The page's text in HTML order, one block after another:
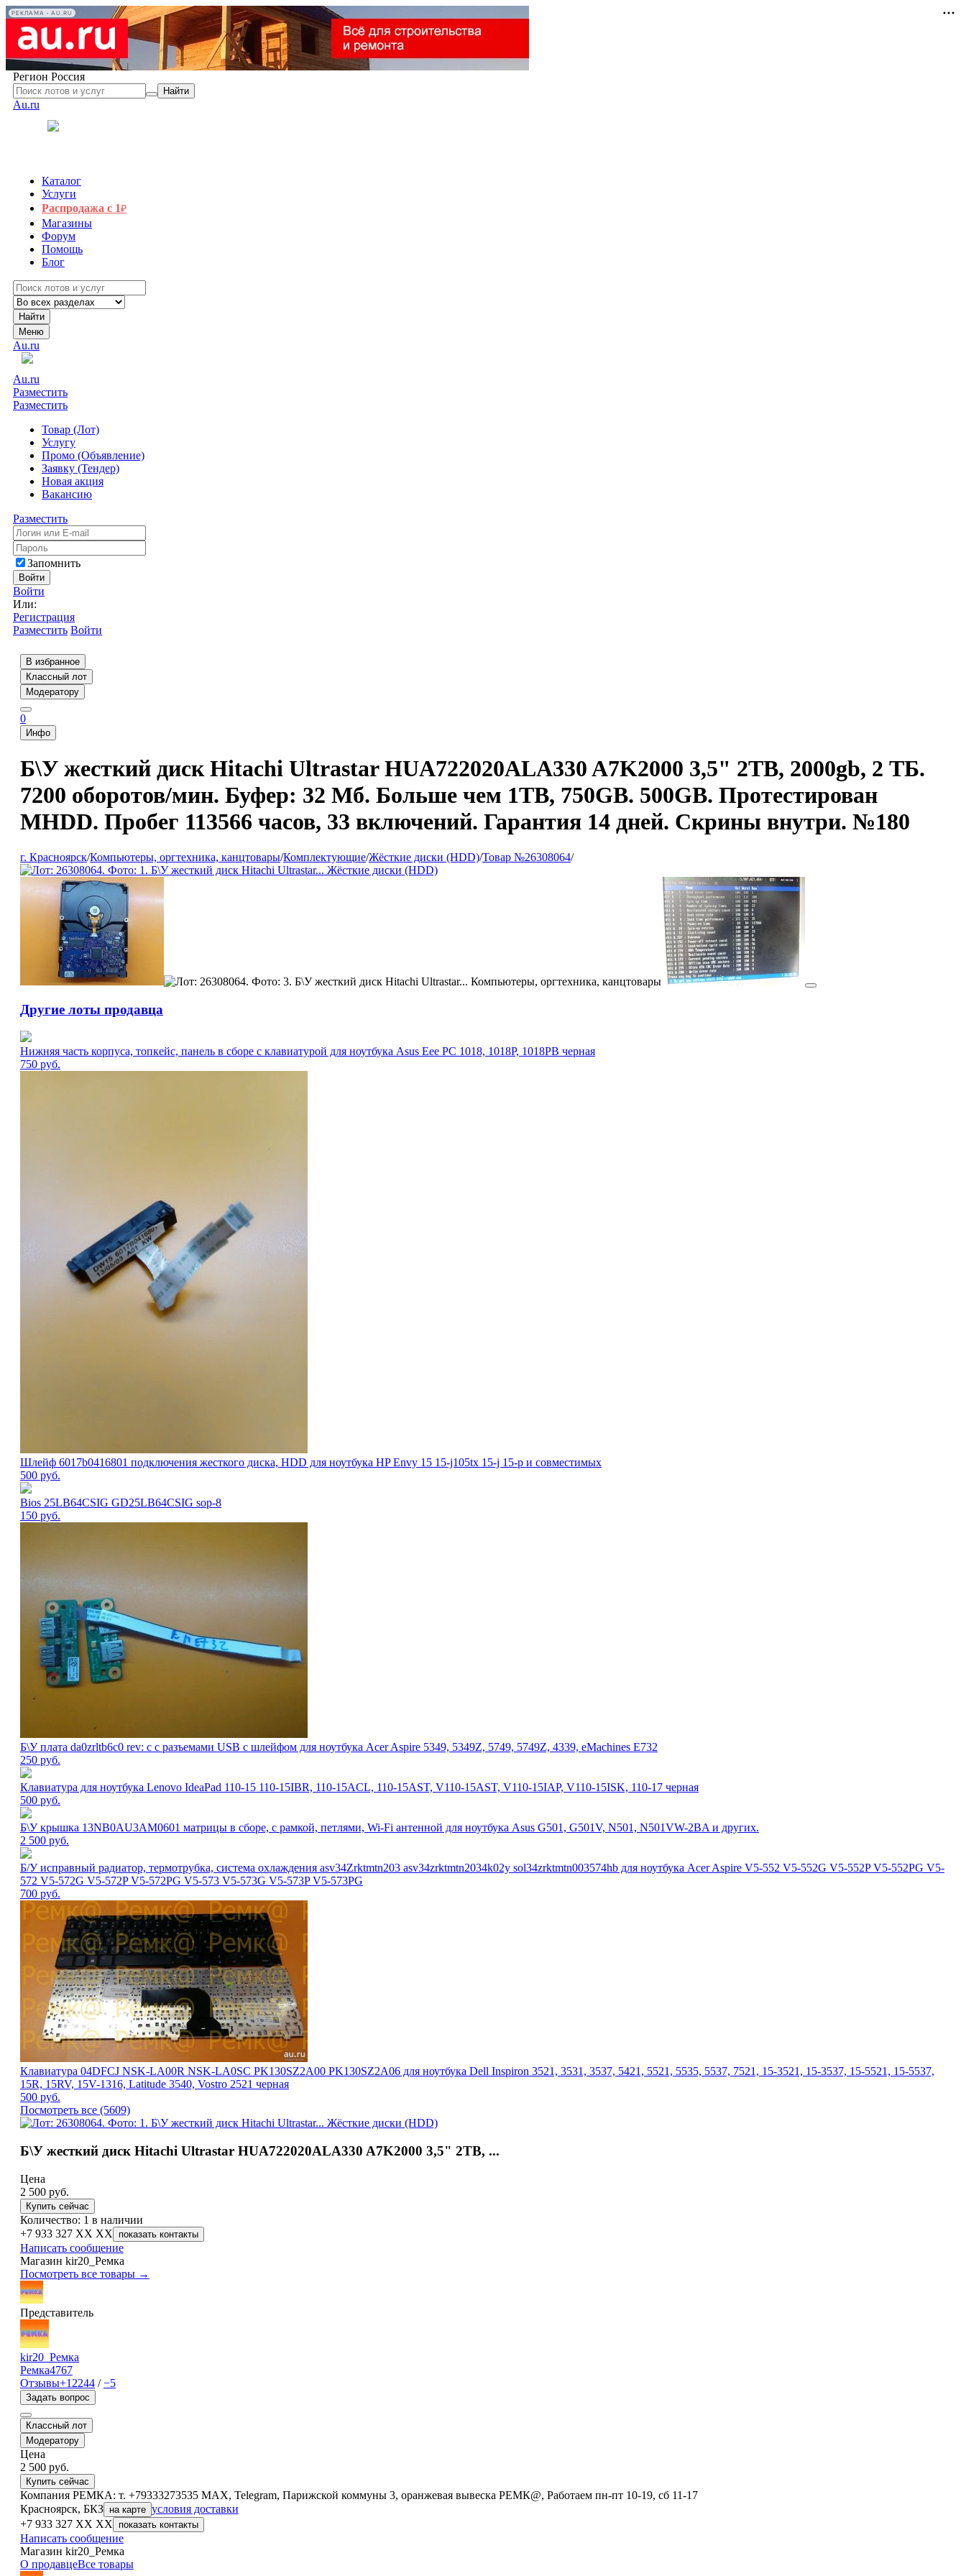
РЕКЛАМА • AU.RU
Регион Россия
Найти
Au.ru
Каталог
Услуги
Распродажа с 1₽
Магазины
Форум
Помощь
Блог
Найти
Меню
Au.ru
Au.ru
Разместить
Разместить
Товар (Лот)
Услугу
Промо (Объявление)
Заявку (Тендер)
Новая акция
Вакансию
Разместить
Запомнить
Войти
Войти
Или:
Регистрация
Разместить Войти
В избранное
Классный лот
Модератору
0
Инфо
Б\У жесткий диск Hitachi Ultrastar HUA722020ALA330 A7K2000 3,5" 2TB, 2000gb, 2 ТБ.
7200 оборотов/мин. Буфер: 32 Мб. Больше чем 1TB, 750GB. 500GB. Протестирован
MHDD. Пробег 113566 часов, 33 включений. Гарантия 14 дней. Скрины внутри. №180
г. Красноярск/Компьютеры, оргтехника, канцтовары/Комплектующие/Жёсткие диски (HDD)/Товар №26308064/
Другие лоты продавца
Нижняя часть корпуса, топкейс, панель в сборе с клавиатурой для ноутбука Asus Eee PC 1018, 1018P, 1018PB черная
750 руб.
Шлейф 6017b0416801 подключения жесткого диска, HDD для ноутбука HP Envy 15 15-j105tx 15-j 15-p и совместимых
500 руб.
Bios 25LB64CSIG GD25LB64CSIG sop-8
150 руб.
Б\У плата da0zrltb6c0 rev: c с разъемами USB с шлейфом для ноутбука Acer Aspire 5349, 5349Z, 5749, 5749Z, 4339, eMachines E732
250 руб.
Клавиатура для ноутбука Lenovo IdeaPad 110-15 110-15IBR, 110-15ACL, 110-15AST, V110-15AST, V110-15IAP, V110-15ISK, 110-17 черная
500 руб.
Б\У крышка 13NB0AU3AM0601 матрицы в сборе, с рамкой, петлями, Wi-Fi антенной для ноутбука Asus G501, G501V, N501, N501VW-2BA и других.
2 500 руб.
Б/У исправный радиатор, термотрубка, система охлаждения asv34Zrktmtn203 asv34zrktmtn2034k02y sol34zrktmtn003574hb для ноутбука Acer Aspire V5-552 V5-552G V5-552P V5-552PG V5-
572 V5-572G V5-572P V5-572PG V5-573 V5-573G V5-573P V5-573PG
700 руб.
Клавиатура 04DFCJ NSK-LA00R NSK-LA0SC PK130SZ2A00 PK130SZ2A06 для ноутбука Dell Inspiron 3521, 3531, 3537, 5421, 5521, 5535, 5537, 7521, 15-3521, 15-3537, 15-5521, 15-5537,
15R, 15RV, 15V-1316, Latitude 3540, Vostro 2521 черная
500 руб.
Посмотреть все (5609)
Б\У жесткий диск Hitachi Ultrastar HUA722020ALA330 A7K2000 3,5" 2TB, ...
Цена
2 500 руб.
Купить сейчас
Количество: 1 в наличии
+7 933 327 XX XX
показать контакты
Написать сообщение
Магазин kir20_Ремка
Посмотреть все товары →
Представитель
kir20_Ремка
Ремка4767
Отзывы+12244/−5
Задать вопрос
Классный лот
Модератору
Цена
2 500 руб.
Купить сейчас
Компания РЕМКА: т. +79333273535 MAX, Telegram, Парижской коммуны 3, оранжевая вывеска РЕМК@, Работаем пн-пт 10-19, сб 11-17
Красноярск, БКЗ
на карте условия доставки
+7 933 327 XX XX
показать контакты
Написать сообщение
Магазин kir20_Ремка
О продавцеВсе товары